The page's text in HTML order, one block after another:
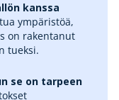
kanssa
ympäristöä,
on rakentanut
tueksi.
se on tarpeen